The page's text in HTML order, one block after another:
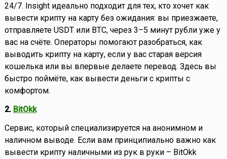
24/7. Insight идеально подходит для тех, кто хочет как
вывести крипту на карту без ожидания: вы приезжаете,
отправляете USDT или BTC, через 3–5 минут рубли уже у
вас на счёте. Операторы помогают разобраться, как
выводить крипту на карту, если у вас старая версия
кошелька или вы впервые делаете перевод. Здесь вы
быстро поймёте, как вывести деньги с крипты с
комфортом.
2. BitOkk
Сервис, который специализируется на анонимном и
наличном выводе. Если вам принципиально важно как
вывести крипту наличными из рук в руки – BitOkk